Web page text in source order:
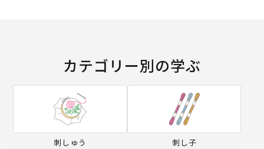
カテゴリー別の学ぶ
刺しゅう 刺し子